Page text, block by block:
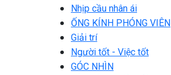
Nhịp cầu nhân ái
ỐNG KÍNH PHÓNG VIÊN
Giải trí
Người tốt - Việc tốt
GÓC NHÌN